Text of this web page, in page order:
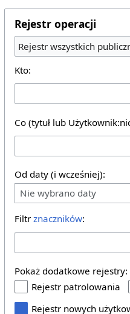
Rejestr operacji
Rejestr wszystkich
Kto:
Co (tytuł lub
Od daty (i wcześniej):
Nie wybrano daty
Filtr znaczników:
Pokaż dodatkowe rejestry:
Rejestr patrolowania
Rejestr nowych